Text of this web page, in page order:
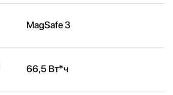
MagSafe 3
66,5 Вт*ч